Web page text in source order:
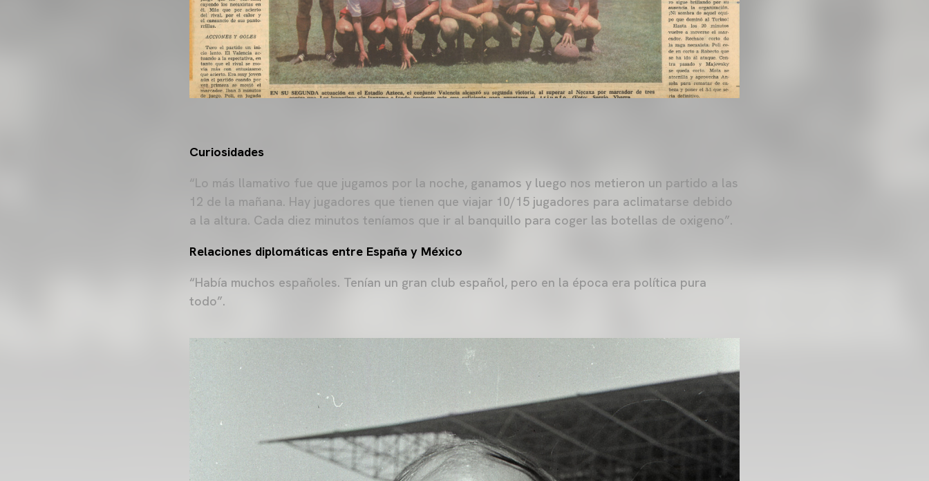
Curiosidades
“Lo más llamativo fue que jugamos por la noche, ganamos y luego nos metieron un partido a las
12 de la mañana. Hay jugadores que tienen que viajar 10/15 jugadores para aclimatarse debido
a la altura. Cada diez minutos teníamos que ir al banquillo para coger las botellas de oxigeno”.
Relaciones diplomáticas entre España y México
“Había muchos españoles. Tenían un gran club español, pero en la época era política pura
todo”.